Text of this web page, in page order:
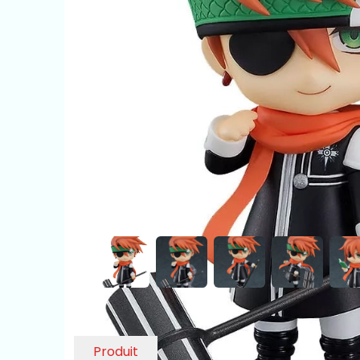
Produit